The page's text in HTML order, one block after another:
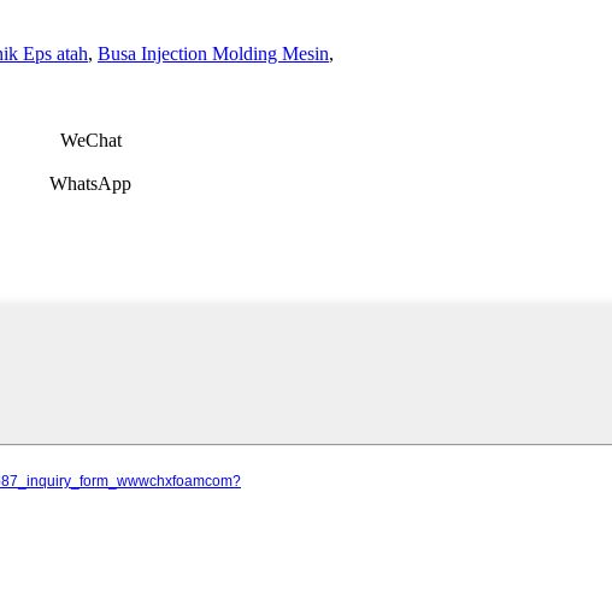
Eps atah, Busa Injection Molding Mesin,
WeChat
WhatsApp